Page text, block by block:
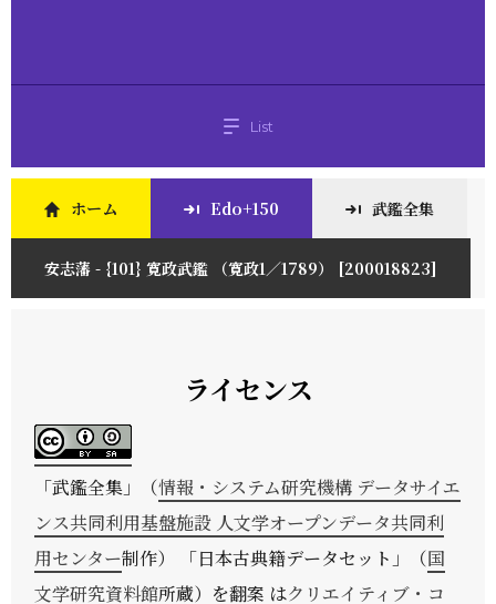
List
ホーム Edo+150 武鑑全集
安志藩 - {101} 寛政武鑑 （寛政1／1789） [200018823]
ライセンス
「武鑑全集 」（情報・システム研究機構 データサイエ
ンス共同利用基盤施設 人文学オープンデータ共同利
用センター制作） 「日本古典籍データセット」（国
文学研究資料館所蔵）を翻案 はクリエイティブ・コ